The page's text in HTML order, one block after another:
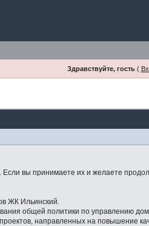
Здравствуйте, гость(
вы принимаете их и желаете
ЖК Ильинский.
общей политики по управлению
направленных на повышение